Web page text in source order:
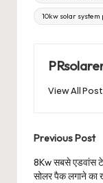
10kw solar
View All
Post
navigation
Previous Post
8Kw सबसे एडवांस
सोलर पैक लगाने का